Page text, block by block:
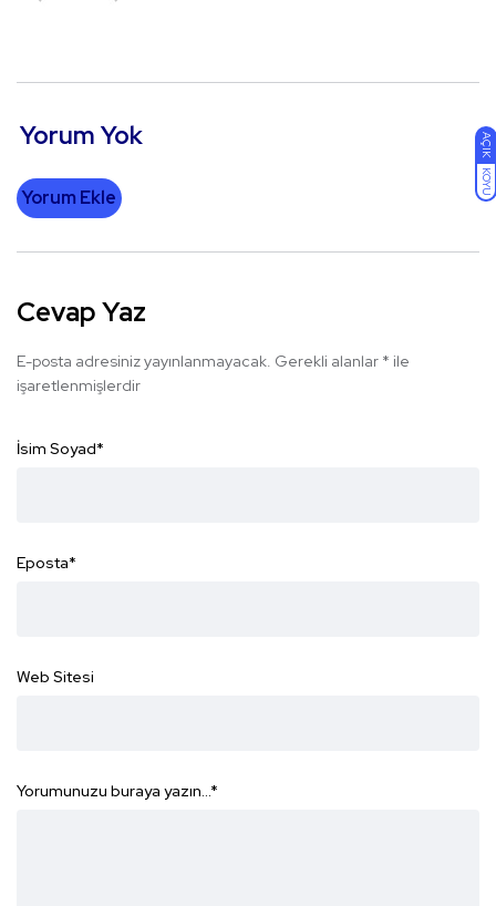
AÇIK
KOYU
Yorum Yok
Yorum Ekle
Cevap Yaz
E-posta adresiniz yayınlanmayacak. Gerekli alanlar * ile
işaretlenmişlerdir
İsim Soyad*
Eposta*
Web Sitesi
Yorumunuzu buraya yazın...*